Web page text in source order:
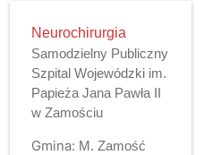
Neurochirurgia
Samodzielny Publiczny
Szpital Wojewódzki im.
Papieża Jana Pawła II
w Zamościu
Gmina: M. Zamość